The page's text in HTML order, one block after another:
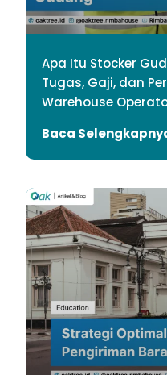
Apa Itu Stocker
Tugas, Gaji, dan
Warehouse
Baca